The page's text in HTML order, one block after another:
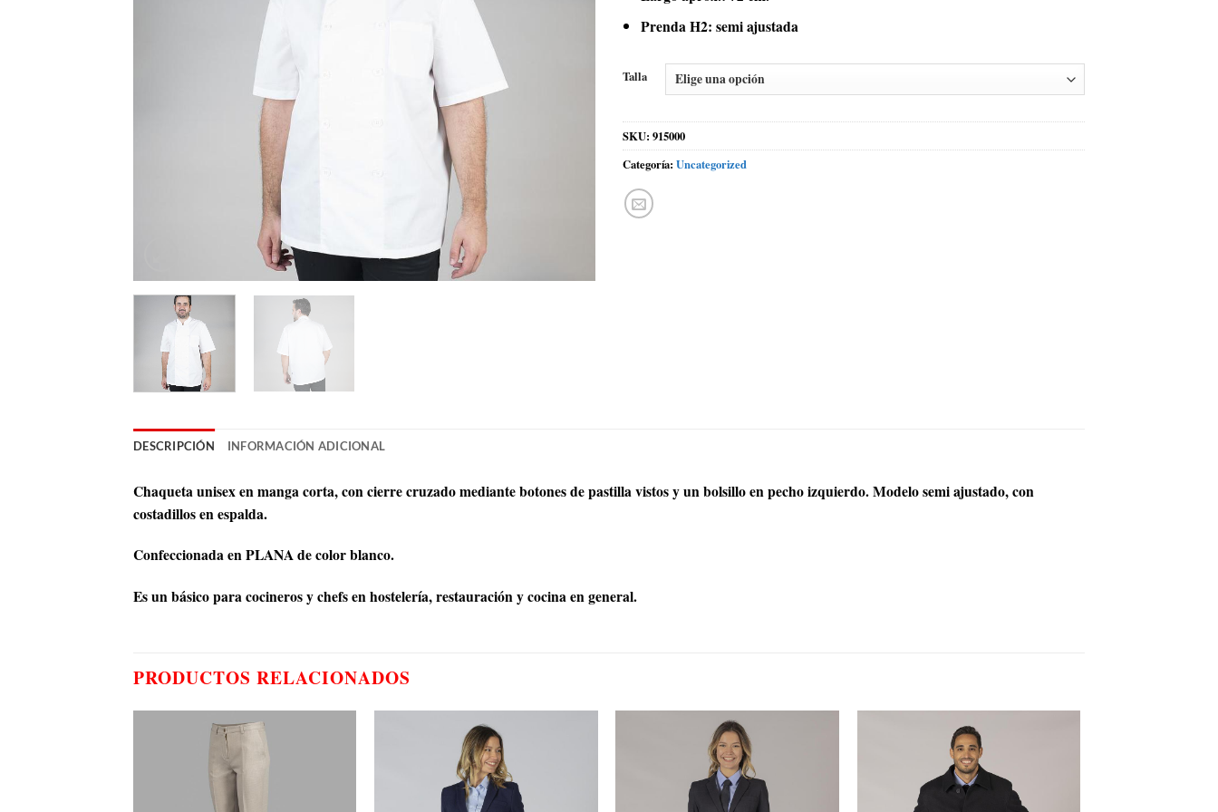
Prenda H2: semi ajustada
Talla
SKU: 915000
Categoría: Uncategorized
DESCRIPCIÓN INFORMACIÓN ADICIONAL
Chaqueta unisex en manga corta, con cierre cruzado mediante botones de pastilla vistos y un bolsillo en pecho izquierdo. Modelo semi ajustado, con
costadillos en espalda.
Confeccionada en PLANA de color blanco.
Es un básico para cocineros y chefs en hostelería, restauración y cocina en general.
PRODUCTOS RELACIONADOS